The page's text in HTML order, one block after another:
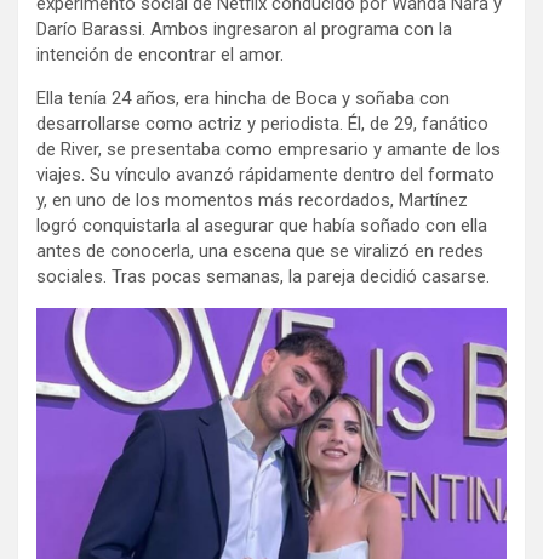
Darío Barassi. Ambos ingresaron al programa con la
intención de encontrar el amor.
Ella tenía 24 años, era hincha de Boca y soñaba con
desarrollarse como actriz y periodista. Él, de 29, fanático
de River, se presentaba como empresario y amante de los
viajes. Su vínculo avanzó rápidamente dentro del formato
y, en uno de los momentos más recordados, Martínez
logró conquistarla al asegurar que había soñado con ella
antes de conocerla, una escena que se viralizó en redes
sociales. Tras pocas semanas, la pareja decidió casarse.